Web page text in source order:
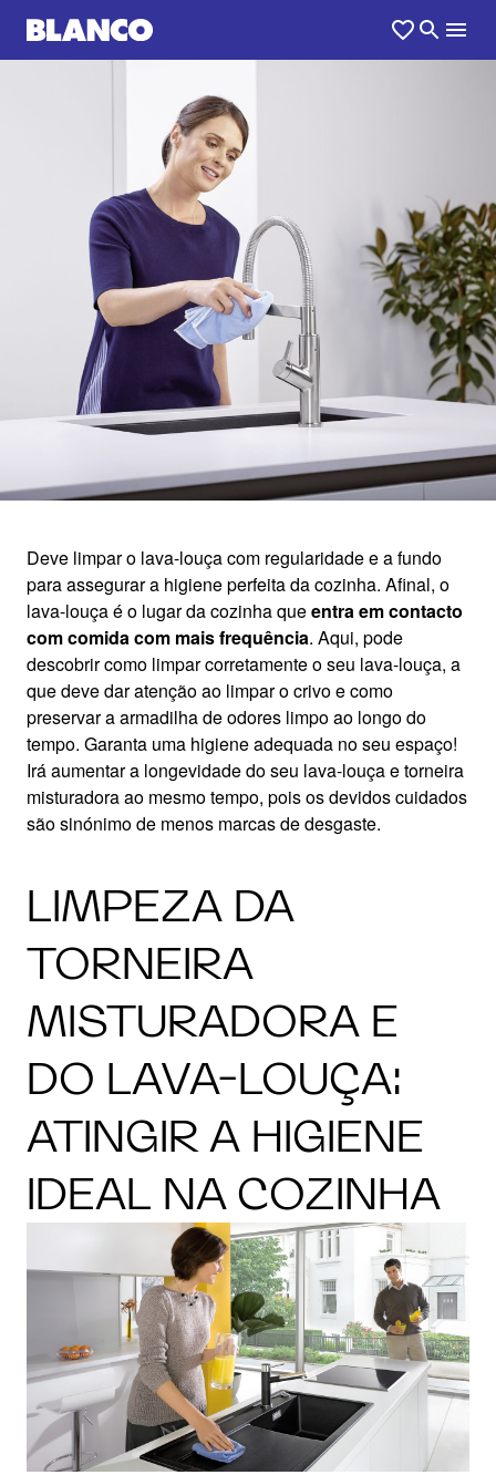
SUGESTÕES DE
LIMPEZA
atinja a higiene ideal na cozinha
1 /0
Deve limpar o lava-louça com regularidade e a fundo
para assegurar a higiene perfeita da cozinha. Afinal, o
lava-louça é o lugar da cozinha queentra em contacto
com comida com mais frequência. Aqui, pode
descobrir como limpar corretamente o seu lava-louça, a
que deve dar atenção ao limpar o crivo e como
preservar a armadilha de odores limpo ao longo do
tempo. Garanta uma higiene adequada no seu espaço!
Irá aumentar a longevidade do seu lava-louça e torneira
misturadora ao mesmo tempo, pois os devidos cuidados
são sinónimo de menos marcas de desgaste.
LIMPEZA DA
TORNEIRA
MISTURADORA E
DO LAVA-LOUÇA:
ATINGIR A HIGIENE
IDEAL NA COZINHA